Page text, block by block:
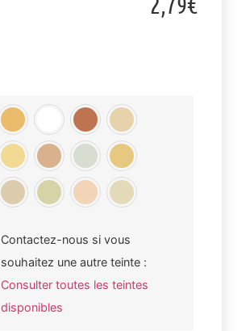
Contactez-nous si vous
souhaitez une autre teinte :
Consulter toutes les teintes
disponibles